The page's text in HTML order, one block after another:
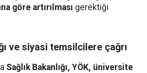
göre artırılması gerektiği
ve siyasi temsilcilere çağrı
Sağlık Bakanlığı, YÖK, üniversite